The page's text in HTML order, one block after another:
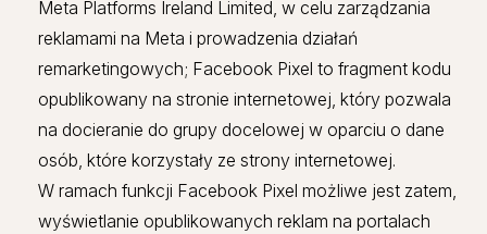
Meta Platforms Ireland Limited, w celu zarządzania
reklamami na Meta i prowadzenia działań
remarketingowych; Facebook Pixel to fragment kodu
opublikowany na stronie internetowej, który pozwala
na docieranie do grupy docelowej w oparciu o dane
osób, które korzystały ze strony internetowej.
W ramach funkcji Facebook Pixel możliwe jest zatem,
wyświetlanie opublikowanych reklam na portalach